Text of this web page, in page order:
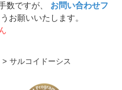
数ですが、 お問い合わせフ
お願いいたします。
> サルコイドーシス